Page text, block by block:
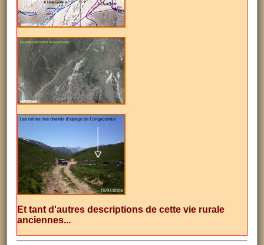
Et tant d'autres descriptions de cette vie rurale
anciennes...